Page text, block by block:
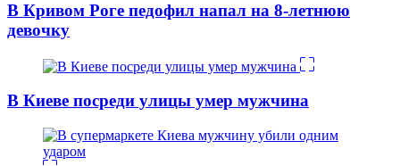
В Кривом Роге педофил напал на 8-летнюю
девочку
В Киеве посреди улицы умер мужчина